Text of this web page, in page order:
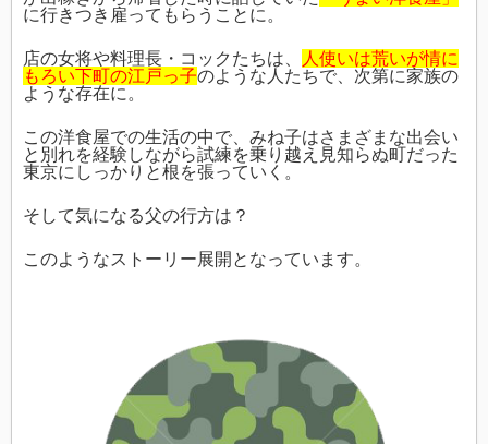
に行きつき雇ってもらうことに。
店の女将や料理長・コックたちは、
人使いは荒いが情に
もろい下町の江戸っ子のような人たちで、次第に家族の
ような存在に。
この洋食屋での生活の中で、みね子はさまざまな出会い
と別れを経験しながら試練を乗り越え見知らぬ町だった
東京にしっかりと根を張っていく。
そして気になる父の行方は？
このようなストーリー展開となっています。